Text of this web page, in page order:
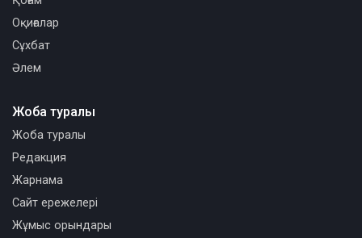
Оқиғалар
Сұхбат
Әлем
Жоба туралы
Жоба туралы
Редакция
Жарнама
Сайт ережелері
Жұмыс орындары